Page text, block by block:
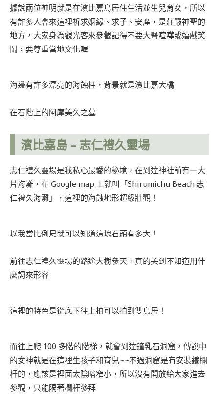
據說兩位神明就是在濱比嘉島居住生活並生兒育女，所以
有許多人會來這裡祈求姻緣、求子、安產，是莊嚴神聖的
地方，大家身為觀光客來參觀記得不要大聲喧嘩或嬉戲笑
鬧，要尊重當地文化喔
海邊有許多漂亮的海蝕柱，背景就是濱比嘉大橋
在石階上的阿摩美久之墓
濱比嘉島 – 志仁禮久靈場
志仁禮久靈場是我私心最愛的秘境，在到達神社前有一大
片海灘，在 Google map 上就叫「Shirumichu Beach 志
仁禮久海灘」，這裡的海蝕地形超級壯觀！
以我當比例尺就可以知道這塊石頭有多大！
前往志仁禮久靈場的路途大樹參天，真的美到不知道用什
麼詞來形容
這裡的特色是從底下往上拍可以拍到雙鳥居！
而往上爬 100 多階的階梯，就會到達鐘乳石洞窟，傳說中
的女神就是在這裡生孩子和育兒~~不過洞窟是有安裝鐵欄
杆的，應該是裡面太陰暗窄小，所以沒有開放給大家進去
參觀，只能隔著欄杆參拜